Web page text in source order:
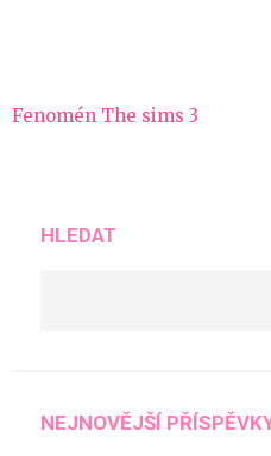
Navigace
Fenomén The sims 3
HLEDAT
NEJNOVĚJŠÍ